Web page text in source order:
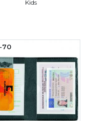
Kids
70